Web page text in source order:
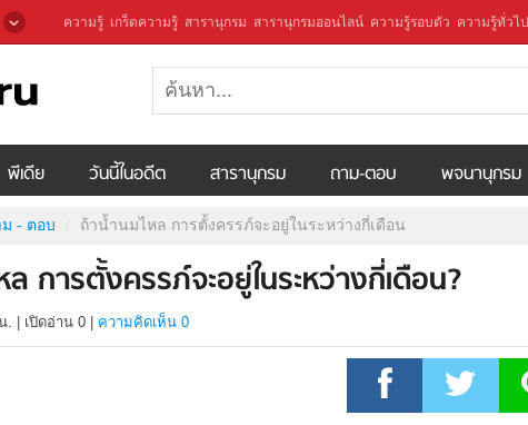
ความรู้ เกร็ดความรู้ สารานุกรม สารานุกรมออนไลน์ ความรู้รอบตัว ความรู้ทั่วไป
พีเดีย วันนี้ในอดีต สารานุกรม ถาม-ตอบ พจนานุกรม
ม - ตอบ ถ้าน้ำนมไหล การตั้งครรภ์จะอยู่ในระหว่างกี่เดือน
ล การตั้งครรภ์จะอยู่ในระหว่างกี่เดือน?
. เปิดอ่าน 0 ความคิดเห็น 0